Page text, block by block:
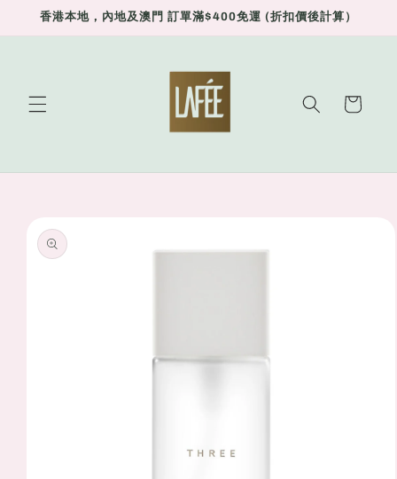
Skip to
香港本地，內地及澳門 訂單滿$400免運 (折扣價後計算）
Cart
product
information